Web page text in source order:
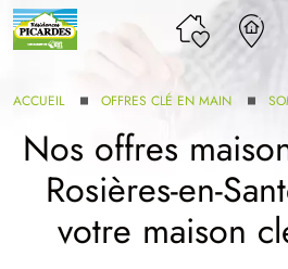
GAMME
ACCUEIL OFFRES CLÉ EN MAIN
Nos offres
Rosières-en-
votre maison